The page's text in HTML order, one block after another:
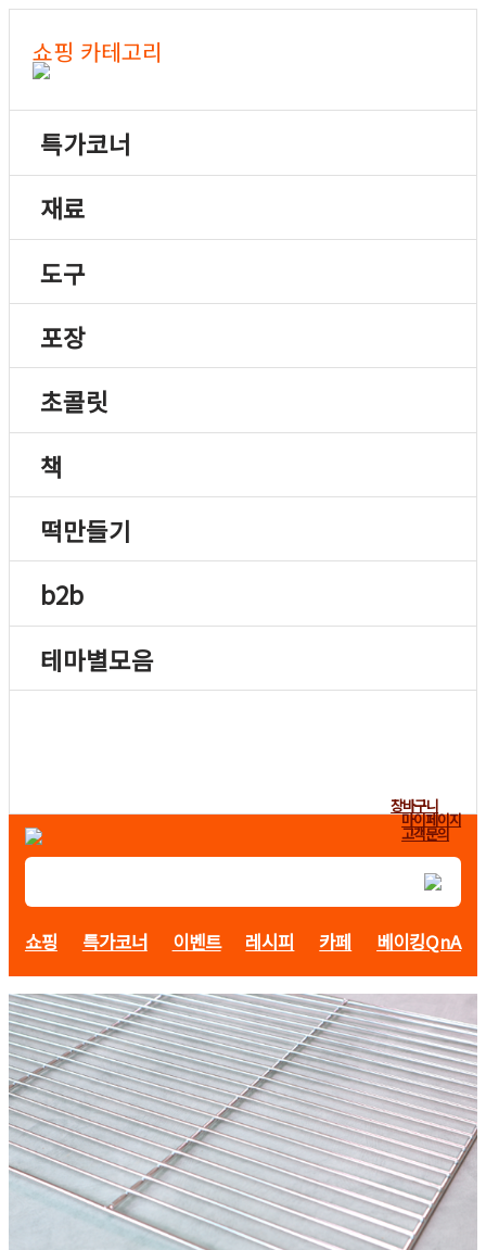
쇼핑 카테고리
특가코너
재료
도구
포장
초콜릿
책
떡만들기
b2b
테마별모음
장바구니
마이페이지
고객문의
쇼핑 특가코너 이벤트 레시피 카페 베이킹QnA